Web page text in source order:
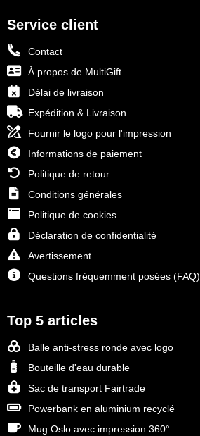
Service client
Contact
À propos de MultiGift
Délai de livraison
Expédition & Livraison
Fournir le logo pour l'impression
Informations de paiement
Politique de retour
Conditions générales
Politique de cookies
Déclaration de confidentialité
Avertissement
Questions fréquemment posées (FAQ)
Top 5 articles
Balle anti-stress ronde avec logo
Bouteille d'eau durable
Sac de transport Fairtrade
Powerbank en aluminium recyclé
Mug Oslo avec impression 360°